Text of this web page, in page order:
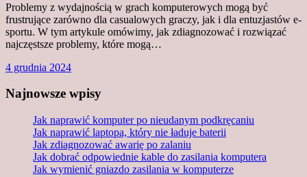
Problemy z wydajnością w grach komputerowych mogą być
frustrujące zarówno dla casualowych graczy, jak i dla entuzjastów e-
sportu. W tym artykule omówimy, jak zdiagnozować i rozwiązać
najczęstsze problemy, które mogą…
4 grudnia 2024
Najnowsze wpisy
Jak naprawić komputer po nieudanym podkręcaniu
Jak naprawić laptopa, który nie ładuje baterii
Jak zdiagnozować awarię po zalaniu
Jak dobrać odpowiednie kable do zasilania komputera
Jak wymienić gniazdo zasilania w komputerze